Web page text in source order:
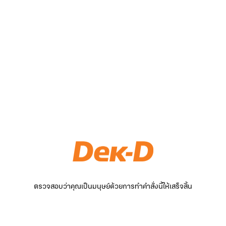
ตรวจสอบว่าคุณเป็นมนุษย์ด้วยการทำคำสั่งนี้ให้เสร็จสิ้น